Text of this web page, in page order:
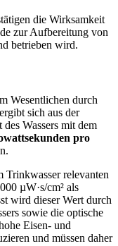
die Wirksamkeit
zur Aufbereitung von
betrieben wird.
Wesentlichen durch
sich aus der
Wassers mit dem
pro
Trinkwasser relevanten
µW·s/cm² als
wird dieser Wert durch
sowie die optische
Eisen- und
und müssen daher